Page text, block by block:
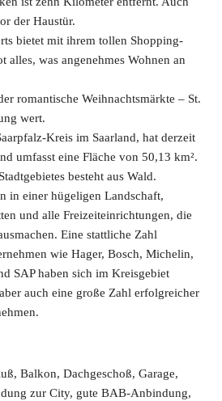
der Haustür.
bietet mit ihrem tollen Shopping-
alles, was angenehmes Wohnen an
romantische Weihnachtsmärkte – St.
wert.
Kreis im Saarland, hat derzeit
umfasst eine Fläche von 50,13 km².
besteht aus Wald.
in einer hügeligen Landschaft,
und alle Freizeiteinrichtungen, die
Eine stattliche Zahl
wie Hager, Bosch, Michelin,
SAP haben sich im Kreisgebiet
auch eine große Zahl erfolgreicher
Balkon, Dachgeschoß, Garage,
zur City, gute BAB-Anbindung,